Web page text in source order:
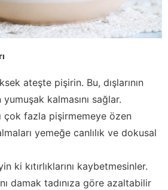
ateşte pişirin. Bu, dışlarının
kalmasını sağlar.
çok fazla pişirmemeye özen
yemeğe canlılık ve dokusal
ki kıtırlıklarını kaybetmesinler.
damak tadınıza göre azaltabilir